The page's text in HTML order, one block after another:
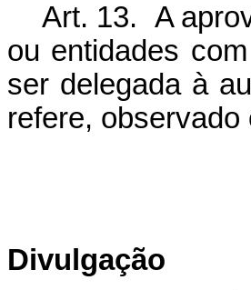
Art. 13. A
ou entidades
ser delegada à
refere,
Divulgação